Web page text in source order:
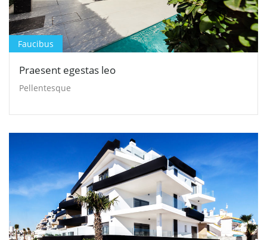
Faucibus
Praesent egestas leo
Pellentesque